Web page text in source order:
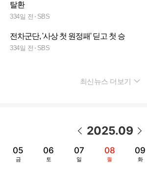
탈환
334일 전 SBS
전차군단, '사상 첫 원정패' 딛고 첫 승
334일 전 SBS
최신뉴스 더보기
2025.09
05
금
06
토
07
일
08
월
09
화